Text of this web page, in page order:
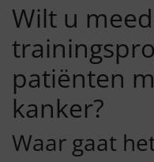
Wilt u
patiënten
kanker?
Waar gaat